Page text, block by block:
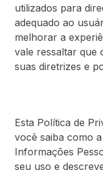
utilizados para
adequado ao
melhorar a
vale ressaltar que
suas diretrizes e
Esta Política de
você saiba como
Informações
seu uso e